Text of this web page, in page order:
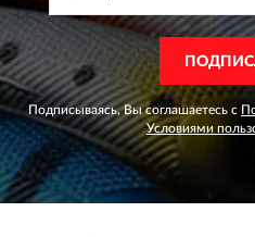
Подписываясь, Вы соглашаетесь с
Условиями